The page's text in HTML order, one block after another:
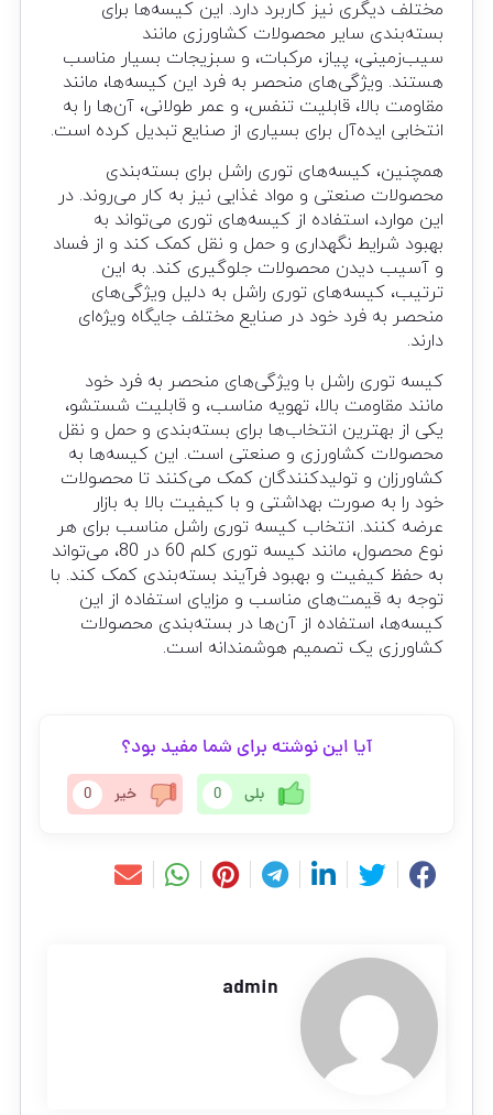
مختلف دیگری نیز کاربرد دارد. این کیسه‌ها برای
بسته‌بندی سایر محصولات کشاورزی مانند
سیب‌زمینی، پیاز، مرکبات، و سبزیجات بسیار مناسب
هستند. ویژگی‌های منحصر به فرد این کیسه‌ها، مانند
مقاومت بالا، قابلیت تنفس، و عمر طولانی، آن‌ها را به
انتخابی ایده‌آل برای بسیاری از صنایع تبدیل کرده است.
همچنین، کیسه‌های توری راشل برای بسته‌بندی
محصولات صنعتی و مواد غذایی نیز به کار می‌روند. در
این موارد، استفاده از کیسه‌های توری می‌تواند به
بهبود شرایط نگهداری و حمل و نقل کمک کند و از فساد
و آسیب دیدن محصولات جلوگیری کند. به این
ترتیب، کیسه‌های توری راشل به دلیل ویژگی‌های
منحصر به فرد خود در صنایع مختلف جایگاه ویژه‌ای
دارند.
کیسه توری راشل با ویژگی‌های منحصر به فرد خود
مانند مقاومت بالا، تهویه مناسب، و قابلیت شستشو،
یکی از بهترین انتخاب‌ها برای بسته‌بندی و حمل و نقل
محصولات کشاورزی و صنعتی است. این کیسه‌ها به
کشاورزان و تولیدکنندگان کمک می‌کنند تا محصولات
خود را به صورت بهداشتی و با کیفیت بالا به بازار
عرضه کنند. انتخاب کیسه توری راشل مناسب برای هر
نوع محصول، مانند کیسه توری کلم 60 در 80، می‌تواند
به حفظ کیفیت و بهبود فرآیند بسته‌بندی کمک کند. با
توجه به قیمت‌های مناسب و مزایای استفاده از این
کیسه‌ها، استفاده از آن‌ها در بسته‌بندی محصولات
کشاورزی یک تصمیم هوشمندانه است.
آیا این نوشته برای شما مفید بود؟
بلی 0 خیر 0
admin